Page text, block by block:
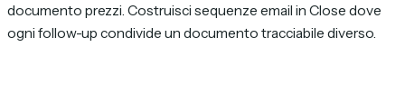
documento prezzi. Costruisci sequenze email in Close dove
ogni follow-up condivide un documento tracciabile diverso.